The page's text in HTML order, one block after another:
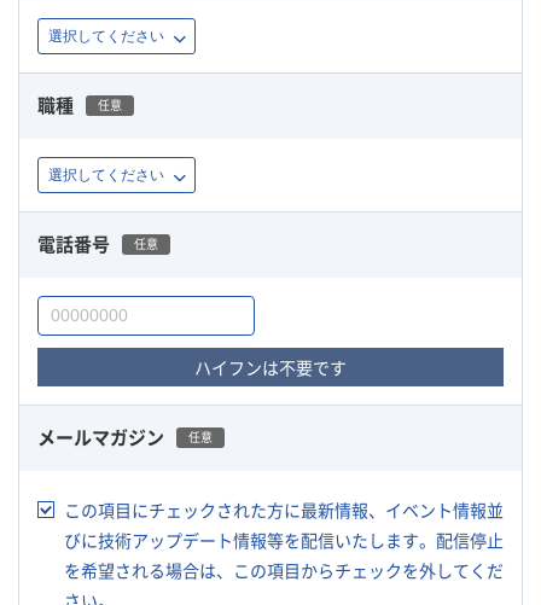
職種 任意
電話番号 任意
ハイフンは不要です
メールマガジン 任意
この項目にチェックされた方に最新情報、イベント情報並
びに技術アップデート情報等を配信いたします。配信停止
を希望される場合は、この項目からチェックを外してくだ
さい。